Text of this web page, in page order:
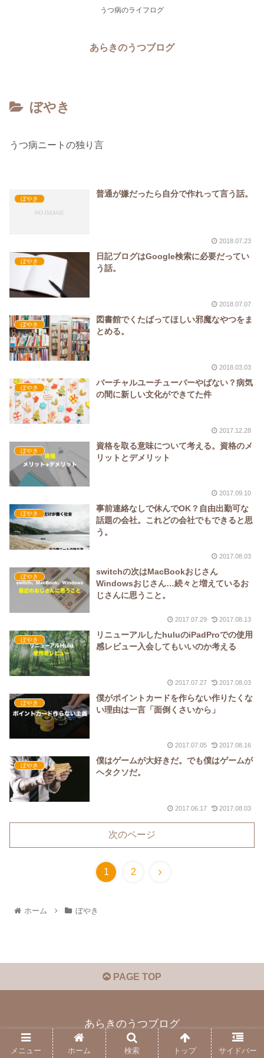
うつ病のライフログ
あらきのうつブログ
ぼやき
うつ病ニートの独り言
ぼやき
普通が嫌だったら自分で作れって言う話。
2018.07.23
ぼやき
日記ブログはGoogle検索に必要だってい
う話。
2018.07.07
ぼやき
図書館でくたばってほしい邪魔なやつをま
とめる。
2018.03.03
ぼやき
バーチャルユーチューバーやばない？病気
の間に新しい文化ができてた件
2017.12.28
ぼやき
資格を取る意味について考える。資格のメ
リットとデメリット
2017.09.10
ぼやき
事前連絡なしで休んでOK？自由出勤可な
話題の会社。これどの会社でもできると思
う。
2017.08.03
ぼやき
switchの次はMacBookおじさん
Windowsおじさん…続々と増えているお
じさんに思うこと。
2017.07.29 2017.08.13
ぼやき
リニューアルしたhuluのiPadProでの使用
感レビュー入会してもいいのか考える
2017.07.27 2017.08.03
ぼやき
僕がポイントカードを作らない作りたくな
い理由は一言「面倒くさいから」
2017.07.05 2017.08.16
ぼやき
僕はゲームが大好きだ。でも僕はゲームが
ヘタクソだ。
2017.06.17 2017.08.03
次のページ
1 2
ホーム ぼやき
PAGE TOP
あらきのうつブログ
© 2017 あらきのうつブログ.
メニュー ホーム 検索 トップ サイドバー